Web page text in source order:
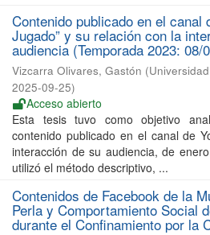
Contenido publicado en el canal
Jugado” y su relación con la
audiencia (Temporada 2023: 08/
Vizcarra Olivares, Gastón (
2025-09-25)
Acceso abierto
Esta tesis tuvo como objetivo
contenido publicado en el canal de
interacción de su audiencia, de
utilizó el método descriptivo, ...
Contenidos de Facebook de la
Perla y Comportamiento Social
durante el Confinamiento por la